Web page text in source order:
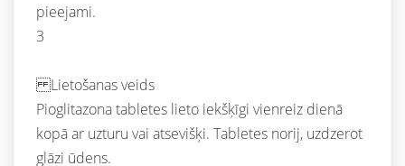
pieejami.
3
Lietošanas veids
Pioglitazona tabletes lieto iekšķīgi vienreiz dienā
kopā ar uzturu vai atsevišķi. Tabletes norij, uzdzerot
glāzi ūdens.